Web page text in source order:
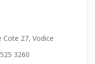
Cote 27, Vodice
3260